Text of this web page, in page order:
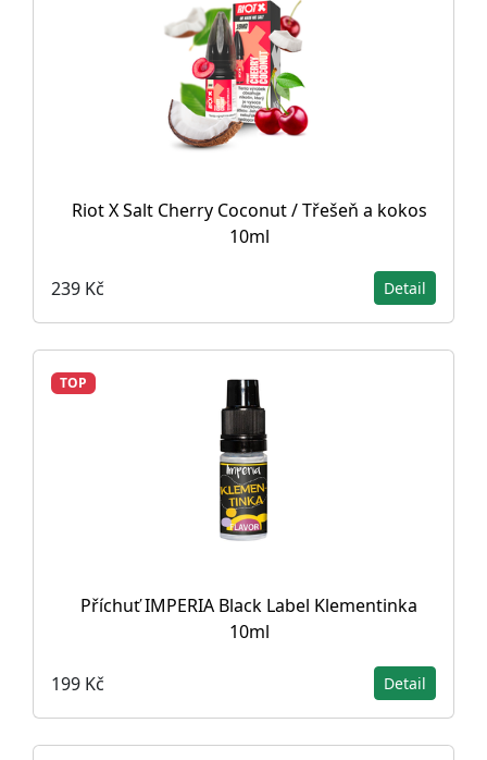
Riot X Salt Cherry Coconut / Třešeň a kokos
10ml
239 Kč Detail
TOP
Příchuť IMPERIA Black Label Klementinka
10ml
199 Kč Detail